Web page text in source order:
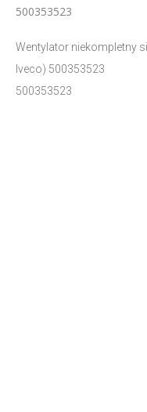
500353523
Wentylator niekompletny
Iveco) 500353523
500353523